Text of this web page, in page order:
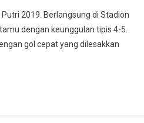
2019. Berlangsung di Stadion
dengan keunggulan tipis 4-5.
gol cepat yang dilesakkan